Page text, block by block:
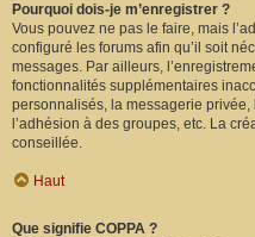
Pourquoi dois-je m’enregistrer ?
Vous pouvez ne pas le faire, mais
configuré les forums afin qu’il soit
messages. Par ailleurs,
fonctionnalités supplémentaires
personnalisés, la messagerie
l’adhésion à des groupes, etc. La
conseillée.
Haut
Que signifie COPPA ?